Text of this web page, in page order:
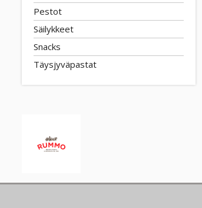
Pestot
Säilykkeet
Snacks
Täysjyväpastat